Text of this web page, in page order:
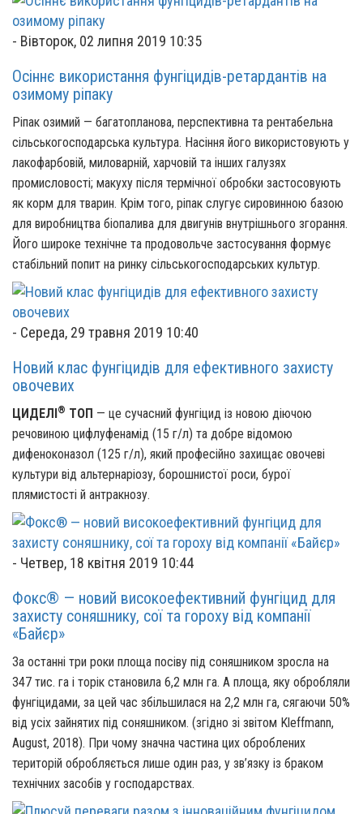
- Вівторок, 02 липня 2019 10:35
Осіннє використання фунгіцидів-ретардантів на
озимому ріпаку
Ріпак озимий — багатопланова, перспективна та рентабельна
сільськогосподарська культура. Насіння його використовують у
лакофарбовій, миловарній, харчовій та інших галузях
промисловості; макуху після термічної обробки застосовують
як корм для тварин. Крім того, ріпак слугує сировинною базою
для виробництва біопалива для двигунів внутрішнього згорання.
Його широке технічне та продовольче застосування формує
стабільний попит на ринку сільськогосподарських культур.
- Середа, 29 травня 2019 10:40
Новий клас фунгіцидів для ефективного захисту
овочевих
ЦИДЕЛІ® ТОП — це сучасний фунгіцид із новою діючою
речовиною цифлуфенамід (15 г/л) та добре відомою
дифеноконазол (125 г/л), який професійно захищає овочеві
культури від альтернаріозу, борошнистої роси, бурої
плямистості й антракнозу.
- Четвер, 18 квітня 2019 10:44
Фокс® — новий високоефективний фунгіцид для
захисту соняшнику, сої та гороху від компанії
«Байєр»
За останні три роки площа посіву під соняшником зросла на
347 тис. га і торік становила 6,2 млн га. А площа, яку обробляли
фунгіцидами, за цей час збільшилася на 2,2 млн га, сягаючи 50%
від усіх зайнятих під соняшником. (згідно зі звітом Kleffmann,
August, 2018). При чому значна частина цих оброблених
територій обробляється лише один раз, у зв’язку із браком
технічних засобів у господарствах.